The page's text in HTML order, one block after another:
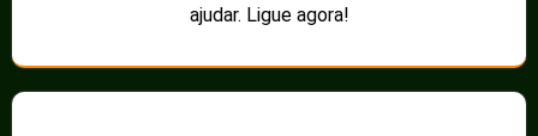
ajudar. Ligue agora!